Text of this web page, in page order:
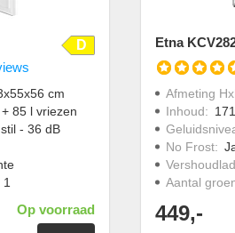
D
cm
85 l vriezen
- 36 dB
1
Op voorraad
Etna
Afmeting
Inhoud:
No Frost:
Aantal
449,-